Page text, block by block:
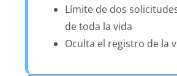
Límite de dos
de toda la vida
Oculta el registro de la